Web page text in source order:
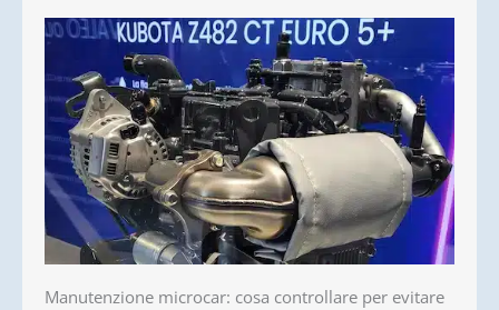
Manutenzione microcar: cosa controllare per evitare